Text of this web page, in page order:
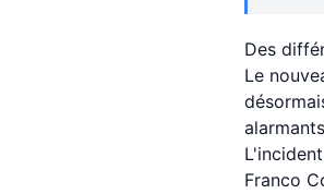
Des
Le
Franco